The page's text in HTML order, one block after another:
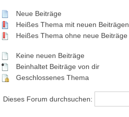
Neue Beiträge
Heißes Thema mit neuen Beiträgen
Heißes Thema ohne neue Beiträge
Keine neuen Beiträge
Beinhaltet Beiträge von dir
Geschlossenes Thema
Dieses Forum durchsuchen: